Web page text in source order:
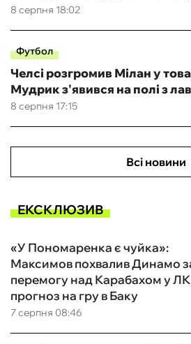
8 серпня 18:02
Футбол
8 серпня 17:15
Челсі розгромив Мілан у
Мудрик з'явився на полі з
Всі новини
ЕКСКЛЮЗИВ
7 серпня 08:46
«У Пономаренка є чуйка»:
Максимов похвалив Динамо
перемогу над Карабахом у ЛК
прогноз на гру в Баку